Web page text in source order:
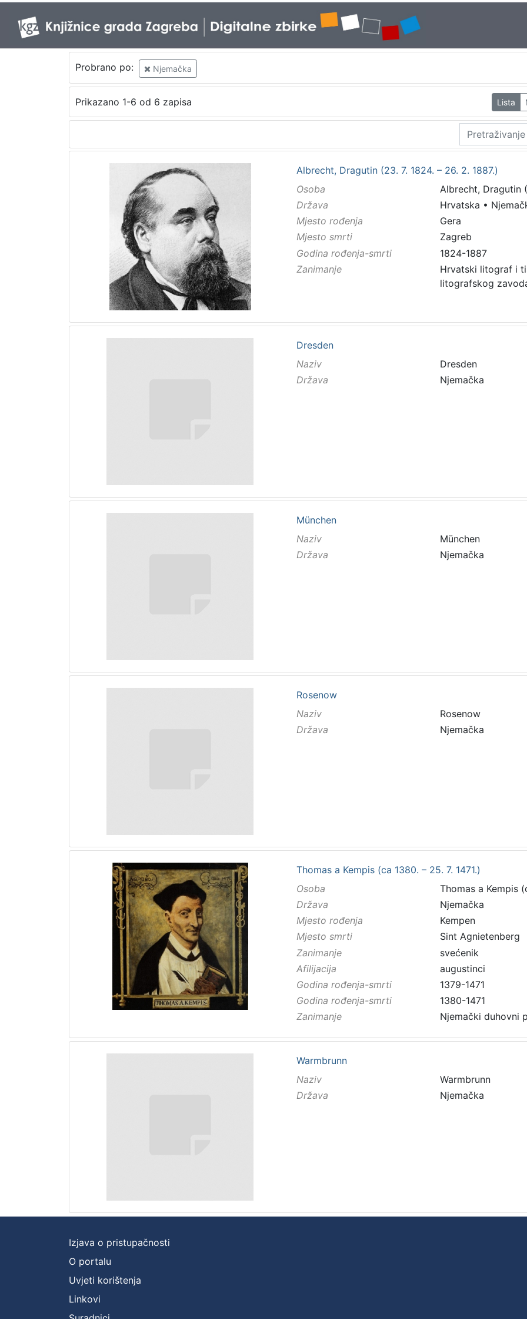
Probrano po: Njemačka
Prikazano 1-6 od 6 zapisa Lista
Albrecht, Dragutin (23. 7. 1824. – 26. 2. 1887.)
Osoba
Albrecht, Dragutin
Država
Hrvatska •
Mjesto rođenja
Gera
Mjesto smrti
Zagreb
Godina rođenja-smrti
1824-1887
Zanimanje
Hrvatski litograf i
litografskog
Dresden
Naziv
Dresden
Država
Njemačka
München
Naziv
München
Država
Njemačka
Rosenow
Naziv
Rosenow
Država
Njemačka
Thomas a Kempis (ca 1380. – 25. 7. 1471.)
Osoba
Thomas a Kempis
Država
Njemačka
Mjesto rođenja
Kempen
Mjesto smrti
Sint Agnietenberg
Zanimanje
svećenik
Afilijacija
augustinci
Godina rođenja-smrti
1379-1471
Godina rođenja-smrti
1380-1471
Zanimanje
Warmbrunn
Naziv
Warmbrunn
Država
Njemačka
Izjava o pristupačnosti
O portalu
Uvjeti korištenja
Linkovi